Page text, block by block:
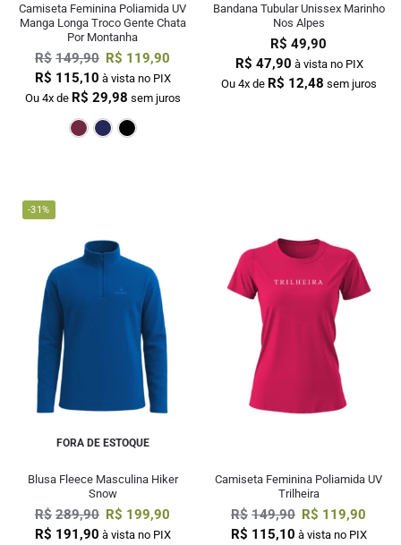
Camiseta Feminina Poliamida UV
Manga Longa Troco Gente Chata
Por Montanha
R$ 149,90 R$ 119,90
R$ 115,10 à vista no PIX
Ou 4x de R$ 29,98 sem juros
Bandana Tubular Unissex Marinho
Nos Alpes
R$ 49,90
R$ 47,90 à vista no PIX
Ou 4x de R$ 12,48 sem juros
-31%
FORA DE ESTOQUE
Blusa Fleece Masculina Hiker
Snow
R$ 289,90 R$ 199,90
R$ 191,90 à vista no PIX
Camiseta Feminina Poliamida UV
Trilheira
R$ 149,90 R$ 119,90
R$ 115,10 à vista no PIX